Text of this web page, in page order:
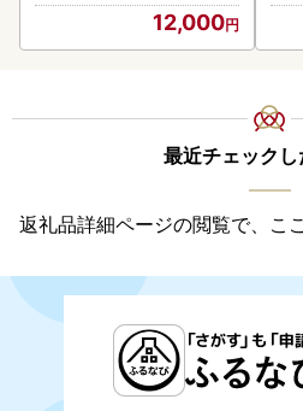
12,000
最近チェック
返礼品詳細ページの閲覧で、こ